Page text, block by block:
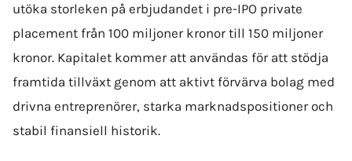
utöka storleken på erbjudandet i pre-IPO private
placement från 100 miljoner kronor till 150 miljoner
kronor. Kapitalet kommer att användas för att stödja
framtida tillväxt genom att aktivt förvärva bolag med
drivna entreprenörer, starka marknadspositioner och
stabil finansiell historik.